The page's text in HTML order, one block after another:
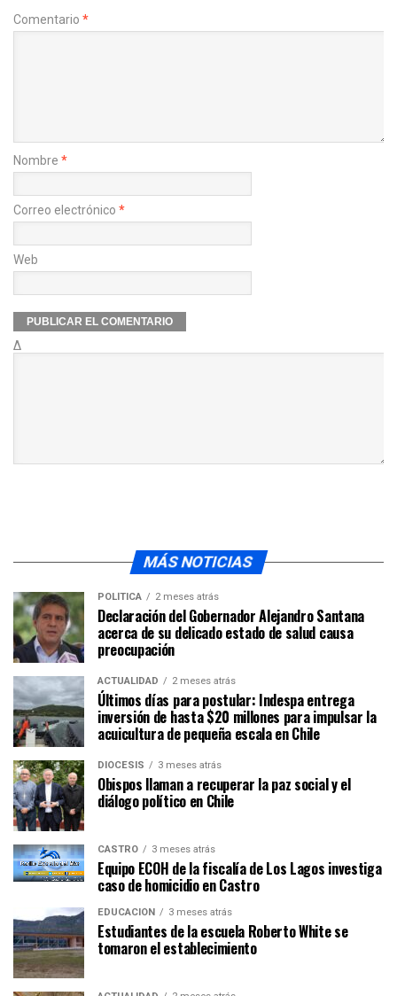
Comentario *
Nombre *
Correo electrónico *
Web
Δ
MÁS NOTICIAS
POLÍTICA 2 meses atrás
Declaración del Gobernador Alejandro Santana
acerca de su delicado estado de salud causa
preocupación
ACTUALIDAD 2 meses atrás
Últimos días para postular: Indespa entrega
inversión de hasta $20 millones para impulsar la
acuicultura de pequeña escala en Chile
DIÓCESIS 3 meses atrás
Obispos llaman a recuperar la paz social y el
diálogo político en Chile
CASTRO 3 meses atrás
Equipo ECOH de la fiscalía de Los Lagos investiga
caso de homicidio en Castro
EDUCACIÓN 3 meses atrás
Estudiantes de la escuela Roberto White se
tomaron el establecimiento